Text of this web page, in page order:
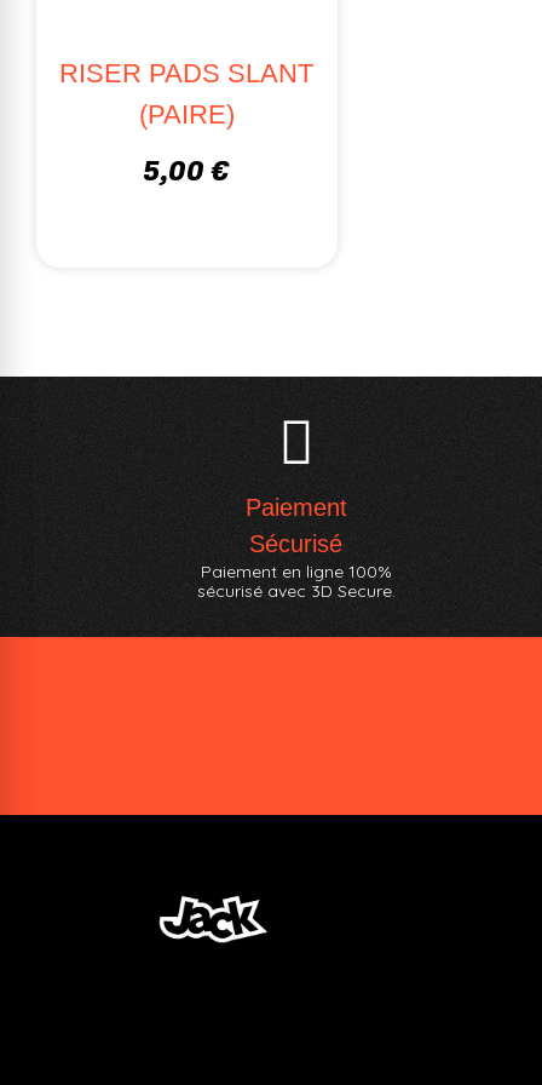
RISER PADS SLANT
(PAIRE)
5,00 €
Paiement
Sécurisé
Paiement en ligne 100%
sécurisé avec 3D Secure.